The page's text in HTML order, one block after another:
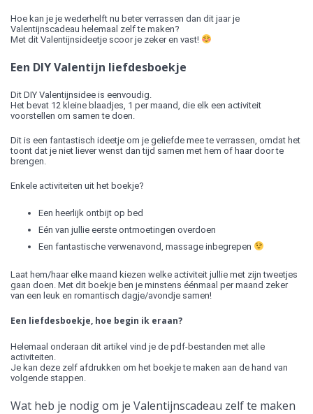
Hoe kan je je wederhelft nu beter verrassen dan dit jaar je
Valentijnscadeau helemaal zelf te maken?
Met dit Valentijnsideetje scoor je zeker en vast!
Een DIY Valentijn liefdesboekje
Dit DIY Valentijnsidee is eenvoudig.
Het bevat 12 kleine blaadjes, 1 per maand, die elk een activiteit
voorstellen om samen te doen.
Dit is een fantastisch ideetje om je geliefde mee te verrassen, omdat het
toont dat je niet liever wenst dan tijd samen met hem of haar door te
brengen.
Enkele activiteiten uit het boekje?
Een heerlijk ontbijt op bed
Eén van jullie eerste ontmoetingen overdoen
Een fantastische verwenavond, massage inbegrepen
Laat hem/haar elke maand kiezen welke activiteit jullie met zijn tweetjes
gaan doen. Met dit boekje ben je minstens éénmaal per maand zeker
van een leuk en romantisch dagje/avondje samen!
Een liefdesboekje, hoe begin ik eraan?
Helemaal onderaan dit artikel vind je de pdf-bestanden met alle
activiteiten.
Je kan deze zelf afdrukken om het boekje te maken aan de hand van
volgende stappen.
Wat heb je nodig om je Valentijnscadeau zelf te maken